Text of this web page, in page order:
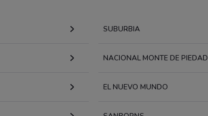
SUBURBIA
NACIONAL MONTE DE PIEDAD
EL NUEVO MUNDO